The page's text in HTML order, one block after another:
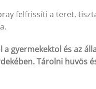
felfrissíti a teret,
gyermekektol és az
Tárolni huvös